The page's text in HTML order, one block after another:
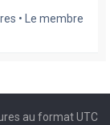
• Le membre
au formatUTC